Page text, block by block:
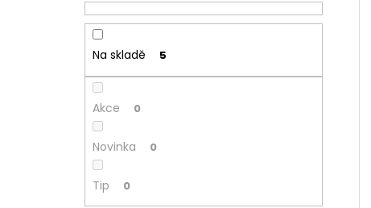
Na skladě 5
Akce 0
Novinka 0
Tip 0